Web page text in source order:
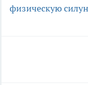
физическую силу